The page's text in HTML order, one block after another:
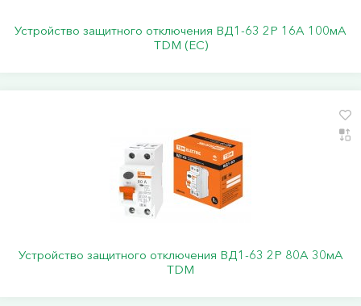
Устройство защитного отключения ВД1-63 2Р 16А 100мА
TDM (ЕС)
Устройство защитного отключения ВД1-63 2Р 80А 30мА
TDM